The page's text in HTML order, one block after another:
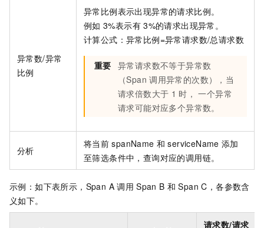
异常数/异常
比例
异常比例表示出现异常的请求比例。
例如 3%表示有 3%的请求出现异常。
计算公式：异常比例=异常请求数/总请求数
重要 异常请求数不等于异常数
（Span 调用异常的次数），当
请求倍数大于 1 时， 一个异常
请求可能对应多个异常数。
分析
将当前 spanName 和 serviceName 添加
至筛选条件中，查询对应的调用链。
示例：如下表所示，Span A 调用 Span B 和 Span C，各参数含
义如下。
请求数/请求